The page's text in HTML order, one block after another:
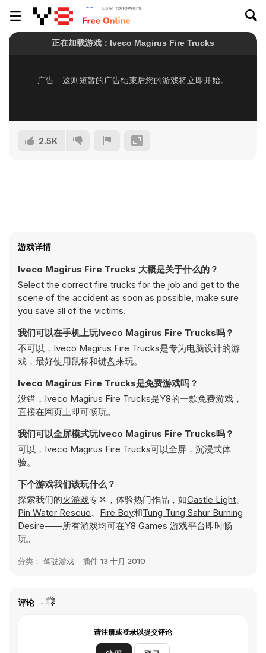
2.5K
游戏详情
Iveco Magirus Fire Trucks 大概是关于什么的？
Select the correct fire trucks for the job and get to the
scene of the accident as soon as possible, make sure
you save all of the victims.
我们可以在手机上玩Iveco Magirus Fire Trucks吗？
不可以，Iveco Magirus Fire Trucks是专为电脑设计的游
戏，最好使用鼠标和键盘来玩。
Iveco Magirus Fire Trucks是免费游戏吗？
没错，Iveco Magirus Fire Trucks是Y8的一款免费游戏，
直接在网页上即可畅玩。
我们可以全屏模式玩Iveco Magirus Fire Trucks吗？
可以，Iveco Magirus Fire Trucks可以全屏，沉浸式体
验。
下个游戏我们该玩什么？
探索我们的火游戏专区，体验热门作品，如Castle Light、
Pin Water Rescue、 Fire Boy和Tung Tung Sahur Burning
Desire——所有游戏均可在Y8 Games 游戏平台即时畅
玩。
分类： 驾驶游戏 插件 13 十月 2010
评论
请注册或登录以提交评论